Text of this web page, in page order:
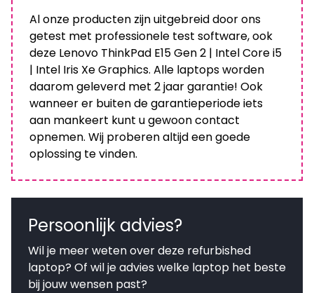
Al onze producten zijn uitgebreid door ons
getest met professionele test software, ook
deze Lenovo ThinkPad E15 Gen 2 | Intel Core i5
| Intel Iris Xe Graphics. Alle laptops worden
daarom geleverd met 2 jaar garantie! Ook
wanneer er buiten de garantieperiode iets
aan mankeert kunt u gewoon contact
opnemen. Wij proberen altijd een goede
oplossing te vinden.
Persoonlijk advies?
Wil je meer weten over deze refurbished
laptop? Of wil je advies welke laptop het beste
bij jouw wensen past?